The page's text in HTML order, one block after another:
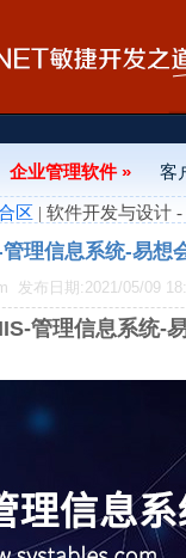
企业管理软件 »
客
区 | 软件开发与设计
理信息系统-易想
发布日期:2021/05/09
管理信息系统-